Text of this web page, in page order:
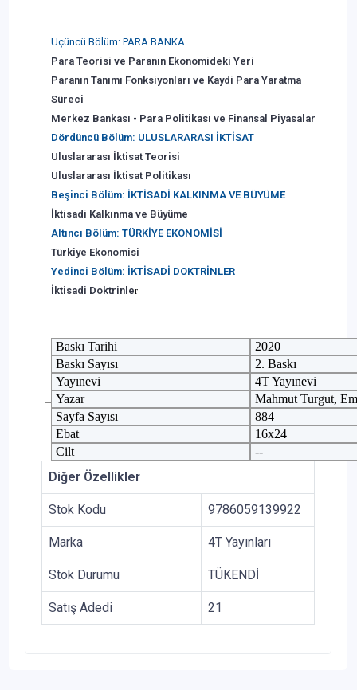
Üçüncü Bölüm: PARA BANKA
Para Teorisi ve Paranın Ekonomideki Yeri
Paranın Tanımı Fonksiyonları ve Kaydi Para Yaratma
Süreci
Merkez Bankası - Para Politikası ve Finansal Piyasalar
Dördüncü Bölüm: ULUSLARARASI İKTİSAT
Uluslararası İktisat Teorisi
Uluslararası İktisat Politikası
Beşinci Bölüm: İKTİSADİ KALKINMA VE BÜYÜME
İktisadi Kalkınma ve Büyüme
Altıncı Bölüm: TÜRKİYE EKONOMİSİ
Türkiye Ekonomisi
Yedinci Bölüm: İKTİSADİ DOKTRİNLER
İktisadi Doktrinler
Baskı Tarihi
2020
Baskı Sayısı
2. Baskı
Yayınevi
4T Yayınevi
Yazar
Mahmut Turgut,
Sayfa Sayısı
884
Ebat
16x24
Cilt
--
Diğer Özellikler
Stok Kodu 9786059139922
Marka 4T Yayınları
Stok Durumu TÜKENDİ
Satış Adedi 21